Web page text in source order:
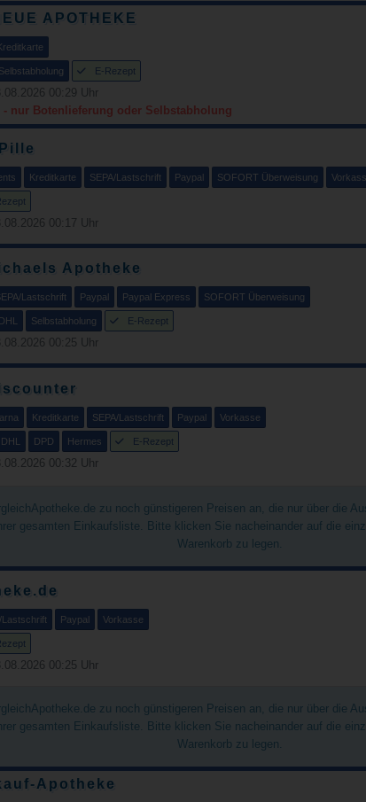
APOTHEKE
Selbstabholung E-Rezept
00:29 Uhr
- nur Botenlieferung oder Selbstabholung
Kreditkarte SEPA/Lastschrift Paypal SOFORT Überweisung
00:17 Uhr
Apotheke
Lastschrift Paypal Paypal Express SOFORT Überweisung
DHL Selbstabholung E-Rezept
00:25 Uhr
Kreditkarte SEPA/Lastschrift Paypal Vorkasse
DHL DPD Hermes E-Rezept
00:32 Uhr
zu noch günstigeren Preisen an, die nur über die
gesamten Einkaufsliste. Bitte klicken Sie nacheinander auf die
Warenkorb zu legen.
Lastschrift Paypal Vorkasse
00:25 Uhr
zu noch günstigeren Preisen an, die nur über die
gesamten Einkaufsliste. Bitte klicken Sie nacheinander auf die
Warenkorb zu legen.
Apotheke